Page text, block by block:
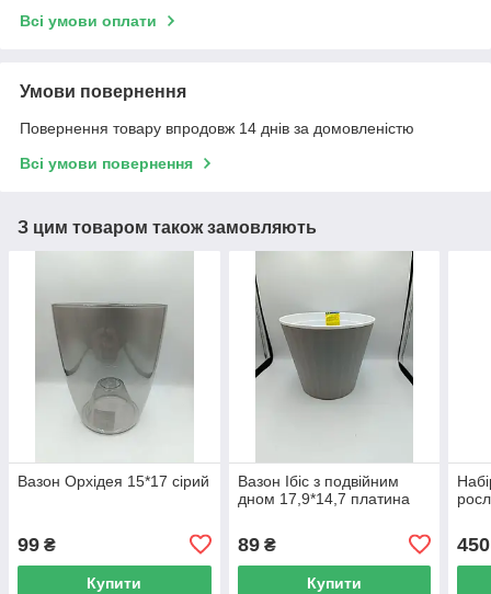
Всі умови оплати
Умови повернення
Повернення товару впродовж 14 днів за домовленістю
Всі умови повернення
З цим товаром також замовляють
Вазон Орхідея 15*17 сірий
99 ₴
Купити
Вазон Ібіс з подвійним
дном 17,9*14,7 платина
89₴
Купити
450